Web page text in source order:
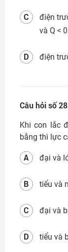
điện
và Q <
C
điện
D
Câu hỏi số 28
Khi con lắc
bằng thì lực
đại và
A
tiểu và
B
đại và
C
tiểu và
D